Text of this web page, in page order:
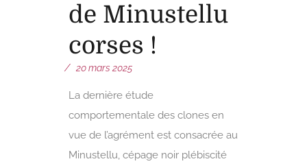
de Minustellu
corses !
20 mars 2025
La dernière étude
comportementale des clones en
vue de l’agrément est consacrée au
Minustellu, cépage noir plébiscité